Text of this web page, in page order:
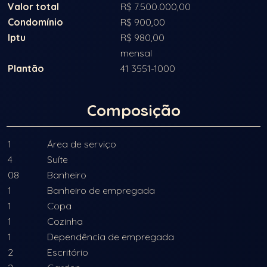
Valor total
R$ 7.500.000,00
Condomínio
R$ 900,00
Iptu
R$ 980,00
mensal
Plantão
41 3551-1000
Composição
1
Área de serviço
4
Suíte
08
Banheiro
1
Banheiro de empregada
1
Copa
1
Cozinha
1
Dependência de empregada
2
Escritório